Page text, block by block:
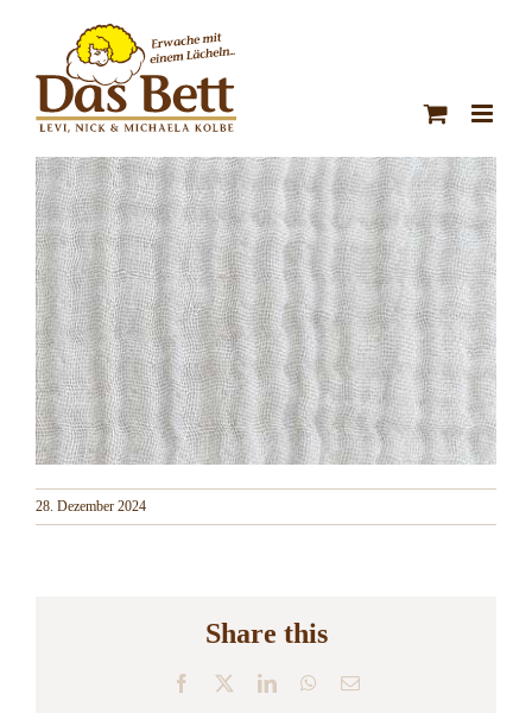
28. Dezember 2024
Share this
Facebook LinkedInWhatsApp
E-